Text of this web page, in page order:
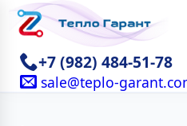
+7 (982) 484-51-78
sale@teplo-